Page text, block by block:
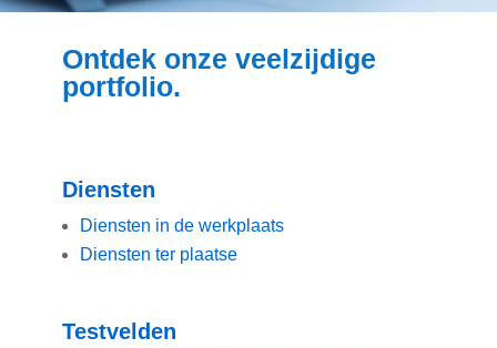
Ontdek onze veelzijdige
portfolio.
Diensten
Diensten in de werkplaats
Diensten ter plaatse
Testvelden